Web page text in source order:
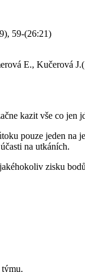
59-(26:21)
E., Kučerová
kazit vše co jen
pouze jeden
na utkáních.
zisku